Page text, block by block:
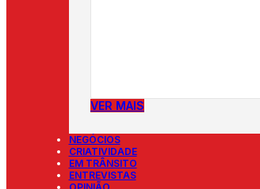
VER MAIS
NEGÓCIOS
CRIATIVIDADE
EM TRÂNSITO
ENTREVISTAS